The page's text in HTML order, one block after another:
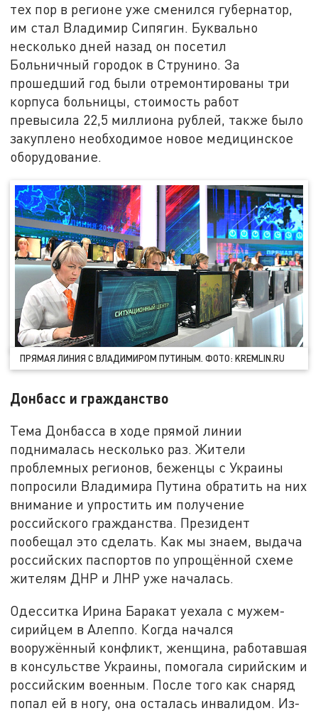
тех пор в регионе уже сменился губернатор,
им стал Владимир Сипягин. Буквально
несколько дней назад он посетил
Больничный городок в Струнино. За
прошедший год были отремонтированы три
корпуса больницы, стоимость работ
превысила 22,5 миллиона рублей, также было
закуплено необходимое новое медицинское
оборудование.
ПРЯМАЯ ЛИНИЯ С ВЛАДИМИРОМ ПУТИНЫМ. ФОТО: KREMLIN.RU
Донбасс и гражданство
Тема Донбасса в ходе прямой линии
поднималась несколько раз. Жители
проблемных регионов, беженцы с Украины
попросили Владимира Путина обратить на них
внимание и упростить им получение
российского гражданства. Президент
пообещал это сделать. Как мы знаем, выдача
российских паспортов по упрощённой схеме
жителям ДНР и ЛНР уже началась.
Одесситка Ирина Баракат уехала с мужем-
сирийцем в Алеппо. Когда начался
вооружённый конфликт, женщина, работавшая
в консульстве Украины, помогала сирийским и
российским военным. После того как снаряд
попал ей в ногу, она осталась инвалидом. Из-